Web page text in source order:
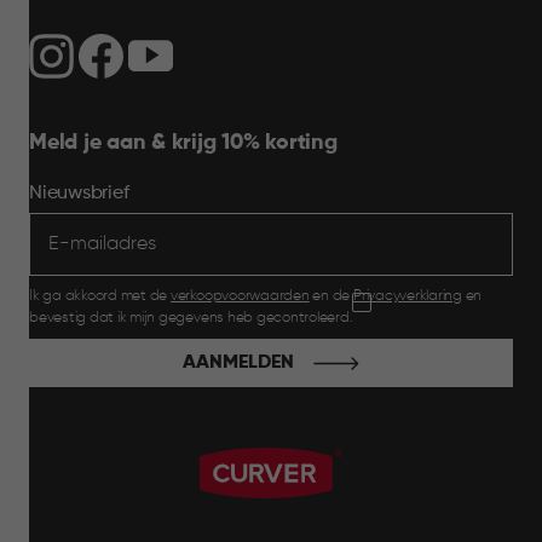
Meld je aan & krijg 10% korting
Nieuwsbrief
Ik ga akkoord met de verkoopvoorwaarden en dePrivacyverklaring en
bevestig dat ik mijn gegevens heb gecontroleerd.
AANMELDEN